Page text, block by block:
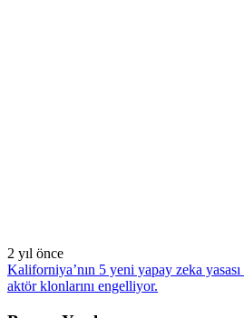
2 yıl önce
Kaliforniya’nın 5 yeni yapay zeka yasası
aktör klonlarını engelliyor.